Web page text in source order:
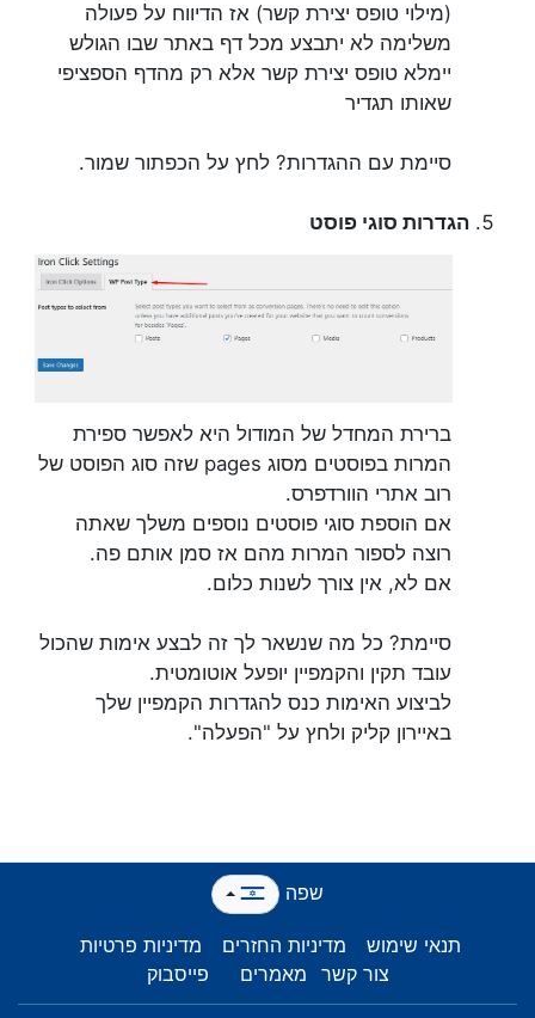
(מילוי טופס יצירת קשר) אז הדיווח על פעולה
משלימה לא יתבצע מכל דף באתר שבו הגולש
יימלא טופס יצירת קשר אלא רק מהדף הספציפי
שאותו תגדיר
סיימת עם ההגדרות? לחץ על הכפתור שמור.
הגדרות סוגי פוסט
ברירת המחדל של המודול היא לאפשר ספירת
המרות בפוסטים מסוג pages שזה סוג הפוסט של
רוב אתרי הוורדפרס.
אם הוספת סוגי פוסטים נוספים משלך שאתה
רוצה לספור המרות מהם אז סמן אותם פה.
אם לא, אין צורך לשנות כלום.
סיימת? כל מה שנשאר לך זה לבצע אימות שהכול
עובד תקין והקמפיין יופעל אוטומטית.
לביצוע האימות כנס להגדרות הקמפיין שלך
באיירון קליק ולחץ על "הפעלה".
שפה
תנאי שימוש מדיניות החזרים
מדיניות פרטיות
צור קשר
מאמרים פייסבוק